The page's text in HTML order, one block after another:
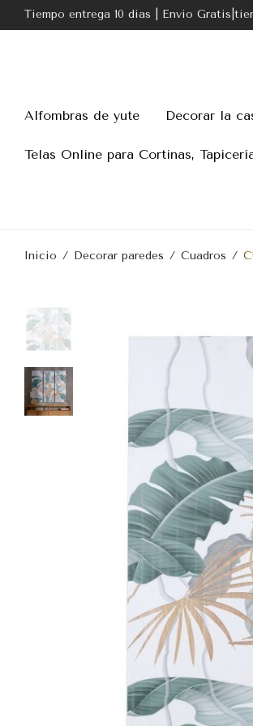
Tiempo entrega 10 dias | Envio
Alfombras de yute Decorar la
Telas Online para Cortinas,
Inicio / Decorar paredes / Cuadros /